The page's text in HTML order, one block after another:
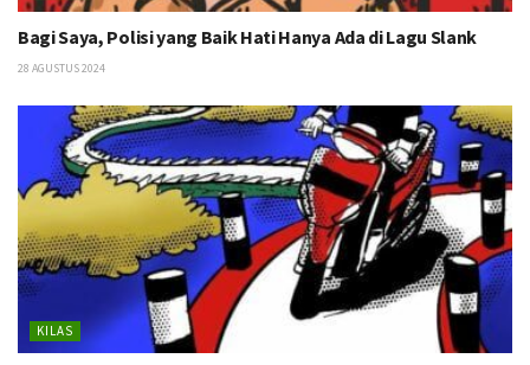
Bagi Saya, Polisi yang Baik Hati Hanya Ada di Lagu Slank
28 AGUSTUS 2024
KILAS